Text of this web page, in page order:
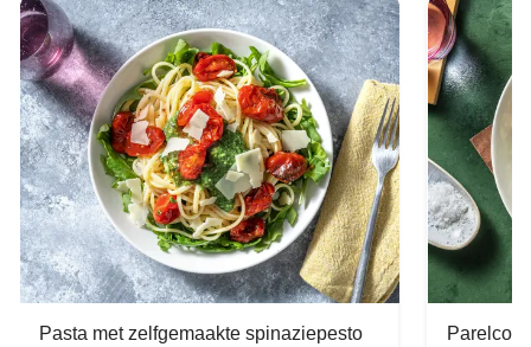
Pasta met zelfgemaakte spinaziepesto